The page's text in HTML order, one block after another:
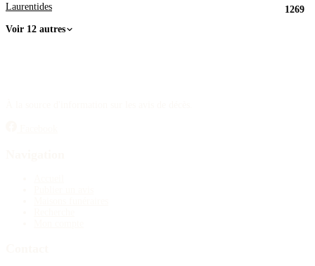
Laurentides
1269
Voir 12 autres